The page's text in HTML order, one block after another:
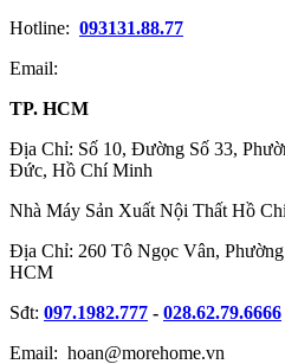
Hotline: 093131.88.77
Email:
TP. HCM
Địa Chỉ: Số 10, Đường Số 33,
Đức, Hồ Chí Minh
Nhà Máy Sản Xuất Nội Thất Hồ
Địa Chỉ: 260 Tô Ngọc Vân,
HCM
Sđt: 097.1982.777 - 028.62.79.6666
Email: hoan@morehome.vn